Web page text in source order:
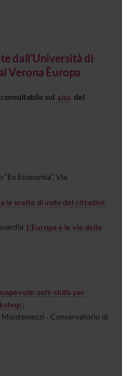
dall'Università di
Verona Èuropa
sul sito del
“Ex Economia”, Via
le scelte di voto dei cittadini:
L'Europa e le vie della
soft-skills per
;
- Conservatorio di